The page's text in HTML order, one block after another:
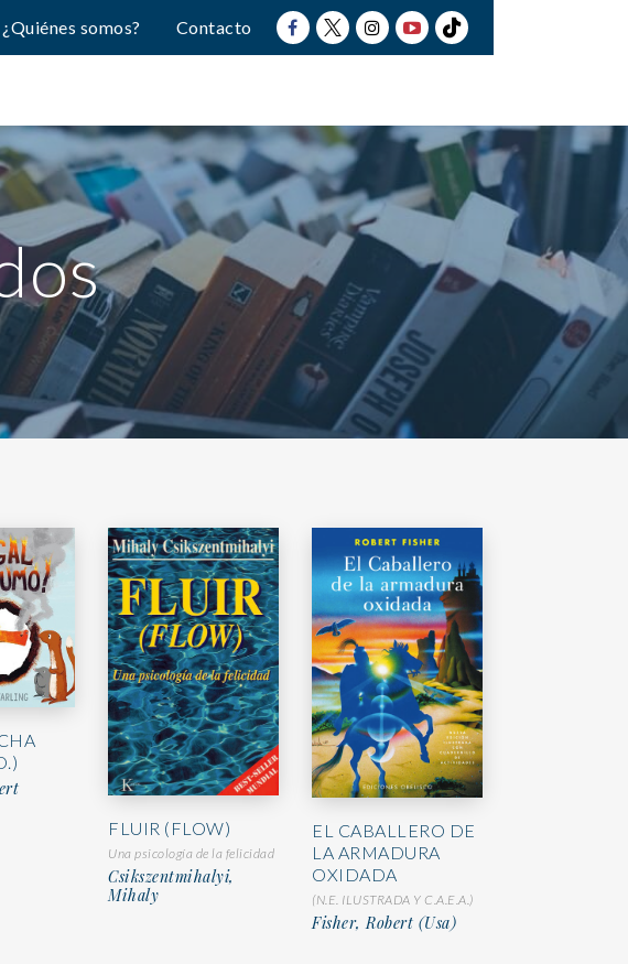
¿Quiénes somos? Contacto
FLUIR (FLOW)
Una psicología de la felicidad
Csikszentmihalyi,
Mihaly
EL CABALLERO DE
LA ARMADURA
OXIDADA
(N.E. ILUSTRADA Y C.A.E.A.)
Fisher, Robert (Usa)